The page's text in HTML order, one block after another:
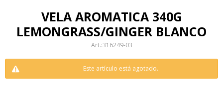
VELA AROMATICA 340G
LEMONGRASS/GINGER BLANCO
316249-03
Este artículo está agotado.